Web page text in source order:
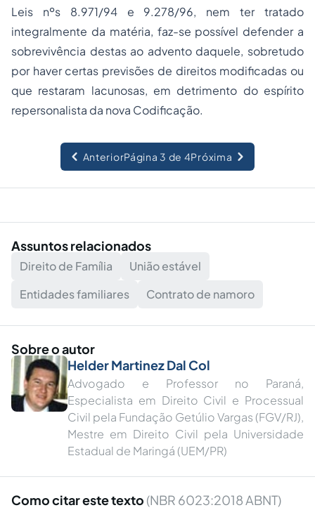
Leis nºs 8.971/94 e 9.278/96, nem ter tratado
integralmente da matéria, faz-se possível defender a
sobrevivência destas ao advento daquele, sobretudo
por haver certas previsões de direitos modificadas ou
que restaram lacunosas, em detrimento do espírito
repersonalista da nova Codificação.
AnteriorPágina 3 de 4Próxima
Assuntos relacionados
Direito de Família
União estável
Entidades familiares
Contrato de namoro
Sobre o autor
Helder Martinez Dal Col
Advogado e Professor no Paraná,
Especialista em Direito Civil e Processual
Civil pela Fundação Getúlio Vargas (FGV/RJ),
Mestre em Direito Civil pela Universidade
Estadual de Maringá (UEM/PR)
Como citar este texto (NBR 6023:2018 ABNT)